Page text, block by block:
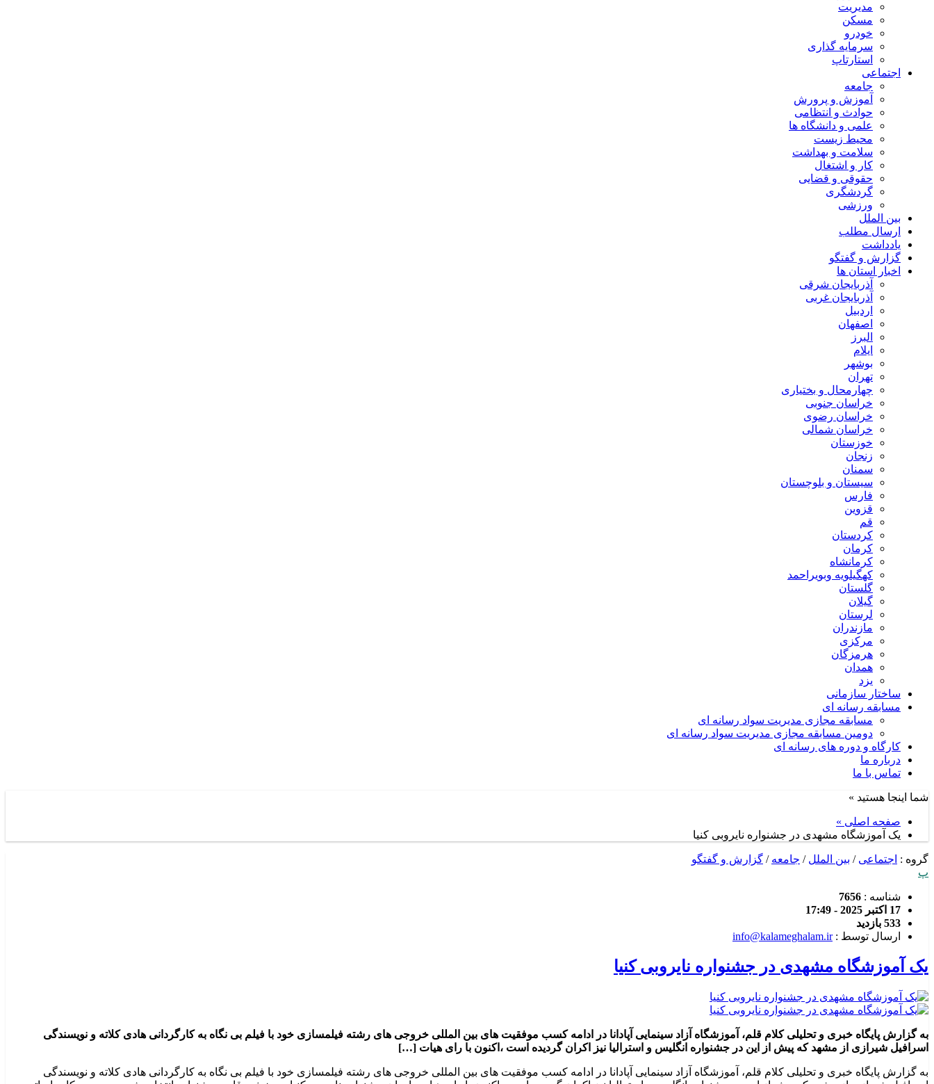
مدیریت
مسکن
خودرو
سرمایه گذاری
استارتاپ
اجتماعی
جامعه
آموزش و پرورش
حوادث و انتظامی
علمی و دانشگاه ها
محیط زیست
سلامت و بهداشت
کار و اشتغال
حقوقی و قضایی
گردشگری
ورزشی
بین الملل
ارسال مطلب
یادداشت
گزارش و گفتگو
اخبار استان ها
آذربایجان شرقی
آذربایجان غربی
اردبیل
اصفهان
البرز
ایلام
بوشهر
تهران
چهارمحال و بختیاری
خراسان جنوبی
خراسان رضوی
خراسان شمالی
خوزستان
زنجان
سمنان
سیستان و بلوچستان
فارس
قزوین
قم
کردستان
کرمان
کرمانشاه
کهگیلویه وبویراحمد
گلستان
گیلان
لرستان
مازندران
مرکزی
هرمزگان
همدان
یزد
ساختار سازمانی
مسابقه رسانه ای
مسابقه مجازی مدیریت سواد رسانه ای
دومین مسابقه مجازی مدیریت سواد رسانه ای
کارگاه و دوره های رسانه ای
درباره ما
تماس با ما
شما اینجا هستید »
صفحه اصلی »
یک آموزشگاه مشهدی در جشنواره نایروبی کنیا
گروه : اجتماعی / بین الملل / جامعه / گزارش و گفتگو
پ
شناسه : 7656
17 اکتبر 2025 - 17:49
533 بازدید
ارسال توسط :info@kalameghalam.ir
یک آموزشگاه مشهدی در جشنواره نایروبی کنیا
به گزارش پایگاه خبری و تحلیلی کلام قلم، آموزشگاه آزاد سینمایی آپادانا در ادامه کسب موفقیت های بین المللی خروجی های رشته فیلمسازی خود با فیلم بی نگاه به کارگردانی هادی کلاته و نویسندگی
اسرافیل شیرازی از مشهد که پیش از این در جشنواره انگلیس و استرالیا نیز اکران گردیده است ،اکنون با رای هیات […]
به گزارش پایگاه خبری و تحلیلی کلام قلم، آموزشگاه آزاد سینمایی آپادانا در ادامه کسب موفقیت های بین المللی خروجی های رشته فیلمسازی خود با فیلم بی نگاه به کارگردانی هادی کلاته و نویسندگی